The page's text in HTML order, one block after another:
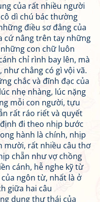
của rất nhiều người
dì chú bác thường
điều sơ đẳng của
cứ nâng trên tay những
con chữ luôn
chỉ rình bay lên, mà
như chẳng có gì vội vã.
chắc và đĩnh đạc của
nhẹ nhàng, lúc nặng
mỗi con người, tựu
rất ráo riết và quyết
đi theo nhịp bước
hành là chính, nhịp
mười, rất nhiều câu thơ
chẵn như vợ chồng
cánh, hễ nghe kỹ từ
ngôn từ, nhất là ở
giữa hai câu
dung thư thái của